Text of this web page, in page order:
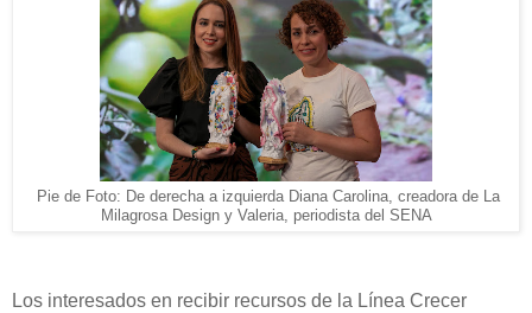
Pie de Foto: De derecha a izquierda Diana Carolina, creadora de La
Milagrosa Design y Valeria, periodista del SENA
Los interesados en recibir recursos de la Línea Crecer